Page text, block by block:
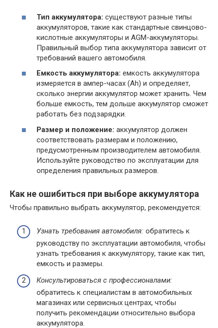
Тип аккумулятора: существуют разные типы
аккумуляторов, такие как стандартные свинцово-
кислотные аккумуляторы и AGM-аккумуляторы.
Правильный выбор типа аккумулятора зависит от
требований вашего автомобиля.
Емкость аккумулятора: емкость аккумулятора
измеряется в ампер-часах (Ah) и определяет,
сколько энергии аккумулятор может хранить. Чем
больше емкость, тем дольше аккумулятор сможет
работать без подзарядки.
Размер и положение: аккумулятор должен
соответствовать размерам и положению,
предусмотренным производителем автомобиля.
Используйте руководство по эксплуатации для
определения правильных размеров.
Как не ошибиться при выборе аккумулятора
Чтобы правильно выбрать аккумулятор, рекомендуется:
Узнать требования автомобиля: обратитесь к
руководству по эксплуатации автомобиля, чтобы
узнать требования к аккумулятору, такие как тип,
емкость и размеры.
Консультироваться с профессионалами:
обратитесь к специалистам в автомобильных
магазинах или сервисных центрах, чтобы
получить рекомендации относительно выбора
аккумулятора.